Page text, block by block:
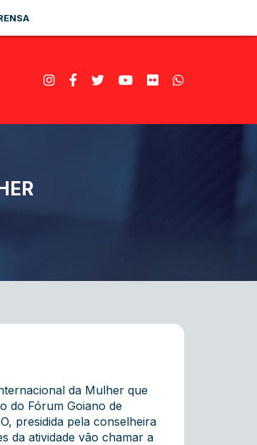
da Mulher que
do Fórum Goiano de
presidida pela conselheira
da atividade vão chamar a